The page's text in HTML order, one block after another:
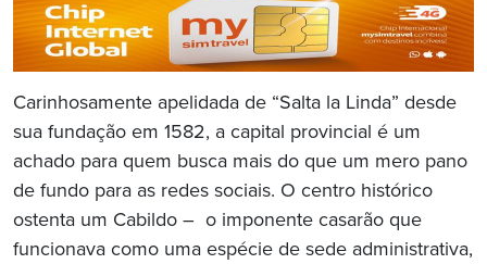
Carinhosamente apelidada de “Salta la Linda” desde
sua fundação em 1582, a capital provincial é um
achado para quem busca mais do que um mero pano
de fundo para as redes sociais. O centro histórico
ostenta um Cabildo – o imponente casarão que
funcionava como uma espécie de sede administrativa,